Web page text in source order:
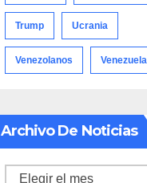
Trump Ucrania
Venezolanos Venezuela
Archivo De Noticias
Archivo